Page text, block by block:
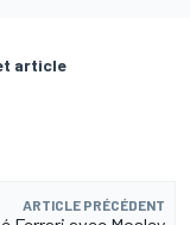
article
ARTICLE PRÉCÉDENT